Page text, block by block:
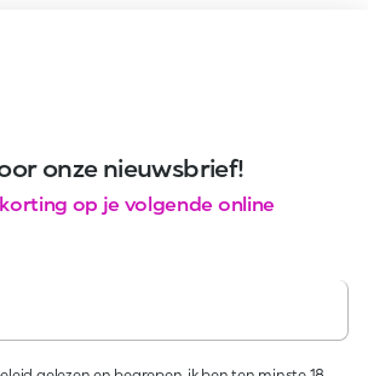
onze nieuwsbrief!
op je volgende online